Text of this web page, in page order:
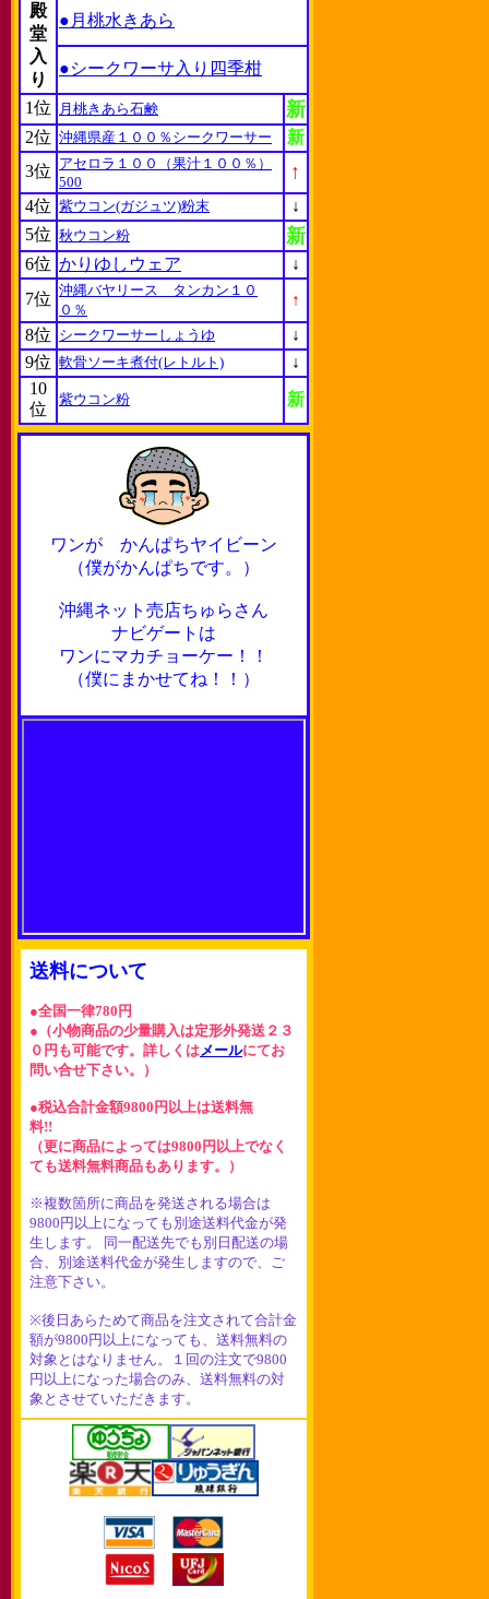
殿
堂
入
り
●月桃水きあら
●シークワーサ入り四季柑
1位 月桃きあら石鹸 新
2位 沖縄県産１００％シークワーサー
新
3位 アセロラ１００（果汁１００％）
500
↑
4位 紫ウコン(ガジュツ)粉末
↓
5位 秋ウコン粉 新
6位 かりゆしウェア
↓
7位 沖縄バヤリース タンカン１０
０％
↑
8位 シークワーサーしょうゆ
↓
9位 軟骨ソーキ煮付(レトルト)
↓
10
位
紫ウコン粉 新
ワンが かんぱちヤイビーン
（僕がかんぱちです。）
沖縄ネット売店ちゅらさん
ナビゲートは
ワンにマカチョーケー！！
（僕にまかせてね！！）
送料について
●全国一律780円
●（小物商品の少量購入は定形外発送２３
０円も可能です。詳しくはメールにてお
問い合せ下さい。）
●税込合計金額9800円以上は送料無
料!!
（更に商品によっては9800円以上でなく
ても送料無料商品もあります。）
※複数箇所に商品を発送される場合は
9800円以上になっても別途送料代金が発
生します。 同一配送先でも別日配送の場
合、別途送料代金が発生しますので、ご
注意下さい。
※後日あらためて商品を注文されて合計金
額が9800円以上になっても、送料無料の
対象とはなりません。１回の注文で9800
円以上になった場合のみ、送料無料の対
象とさせていただきます。